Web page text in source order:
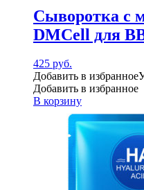
Сыворотка с
DMCell для
425 руб.
Добавить в избранное
Добавить в избранное
В корзину